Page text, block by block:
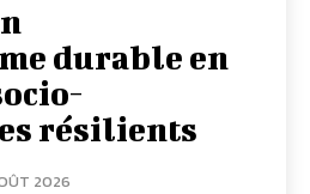
durable en
résilients
2026